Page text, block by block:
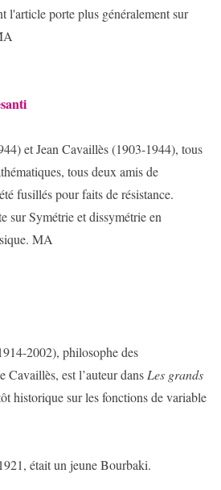
l'article porte plus généralement sur
et Jean Cavaillès (1903-1944), tous
tous deux amis de
fusillés pour faits de résistance.
sur Symétrie et dissymétrie en
MA
2002), philosophe des
Cavaillès, est l’auteur dans Les grands
historique sur les fonctions de variable
était un jeune Bourbaki.